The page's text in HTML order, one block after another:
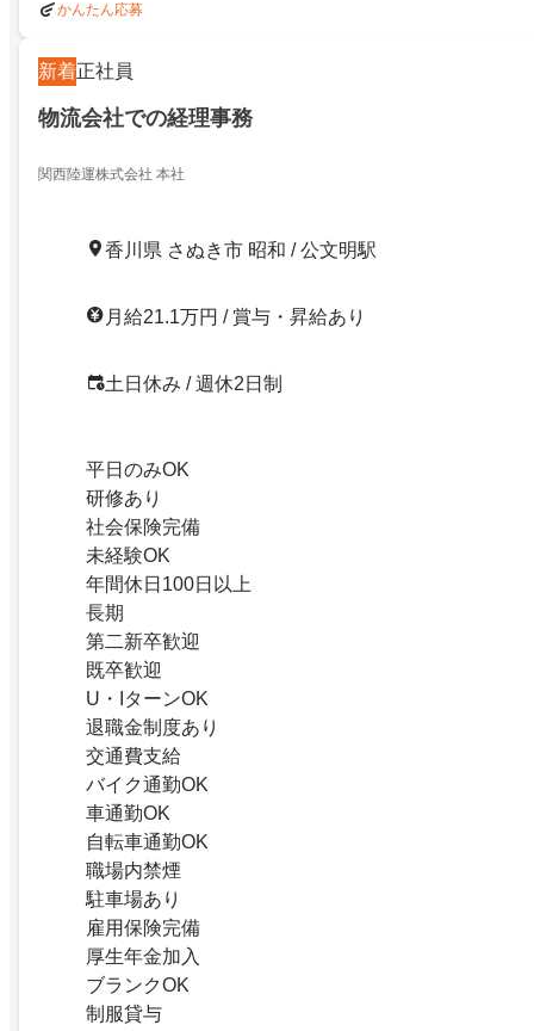
かんたん応募
新着正社員
物流会社での経理事務
関西陸運株式会社 本社
香川県 さぬき市 昭和 / 公文明駅
月給21.1万円 / 賞与・昇給あり
土日休み / 週休2日制
平日のみOK
研修あり
社会保険完備
未経験OK
年間休日100日以上
長期
第二新卒歓迎
既卒歓迎
U・IターンOK
退職金制度あり
交通費支給
バイク通勤OK
車通勤OK
自転車通勤OK
職場内禁煙
駐車場あり
雇用保険完備
厚生年金加入
ブランクOK
制服貸与